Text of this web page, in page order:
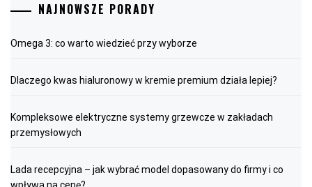
NAJNOWSZE PORADY
Omega 3: co warto wiedzieć przy wyborze
Dlaczego kwas hialuronowy w kremie premium działa lepiej?
Kompleksowe elektryczne systemy grzewcze w zakładach
przemysłowych
Lada recepcyjna – jak wybrać model dopasowany do firmy i co